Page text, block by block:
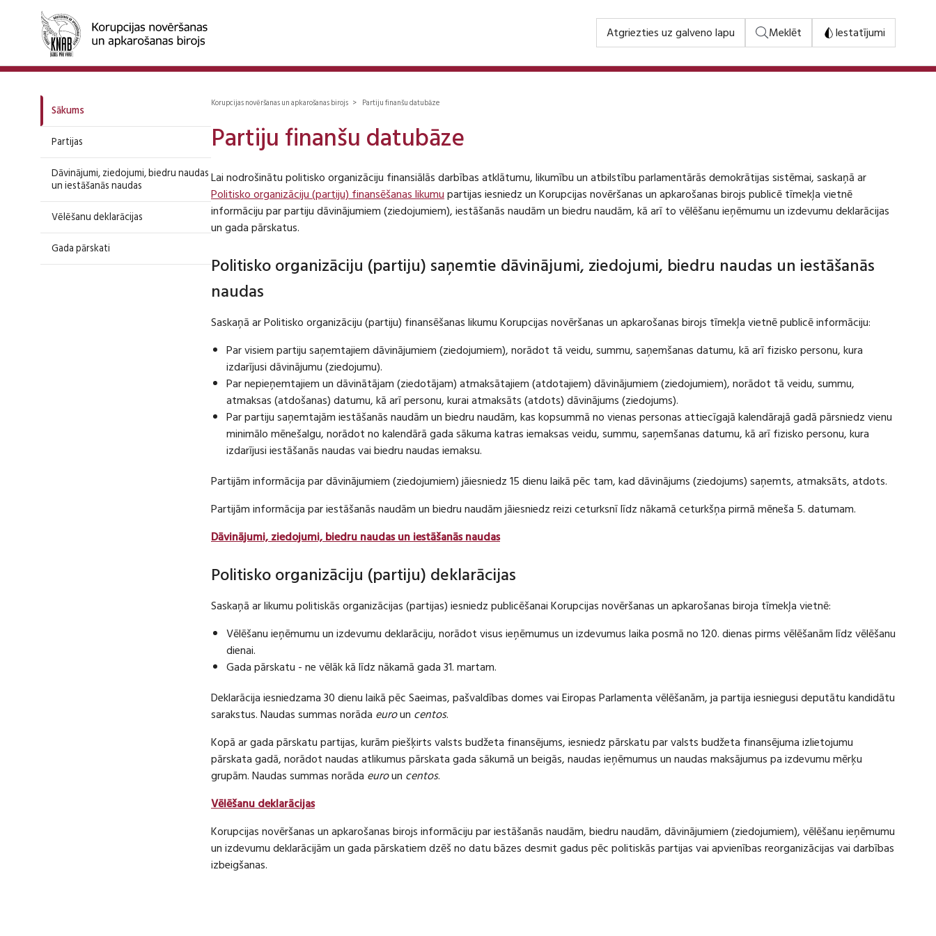
Atgriezties uz galveno lapu Meklēt Iestatījumi
Sākums
Partijas
Dāvinājumi, ziedojumi, biedru naudas
un iestāšanās naudas
Vēlēšanu deklarācijas
Gada pārskati
Korupcijas novēršanas un apkarošanas birojs > Partiju finanšu datubāze
Partiju finanšu datubāze
Lai nodrošinātu politisko organizāciju finansiālās darbības atklātumu, likumību un atbilstību parlamentārās demokrātijas sistēmai, saskaņā ar
Politisko organizāciju (partiju) finansēšanas likumupartijas iesniedz un Korupcijas novēršanas un apkarošanas birojs publicē tīmekļa vietnē
informāciju par partiju dāvinājumiem (ziedojumiem), iestāšanās naudām un biedru naudām, kā arī to vēlēšanu ieņēmumu un izdevumu deklarācijas
un gada pārskatus.
Politisko organizāciju (partiju) saņemtie dāvinājumi, ziedojumi, biedru naudas un iestāšanās
naudas
Saskaņā ar Politisko organizāciju (partiju) finansēšanas likumu Korupcijas novēršanas un apkarošanas birojs tīmekļa vietnē publicē informāciju:
Par visiem partiju saņemtajiem dāvinājumiem (ziedojumiem), norādot tā veidu, summu, saņemšanas datumu, kā arī fizisko personu, kura
izdarījusi dāvinājumu (ziedojumu).
Par nepieņemtajiem un dāvinātājam (ziedotājam) atmaksātajiem (atdotajiem) dāvinājumiem (ziedojumiem), norādot tā veidu, summu,
atmaksas (atdošanas) datumu, kā arī personu, kurai atmaksāts (atdots) dāvinājums (ziedojums).
Par partiju saņemtajām iestāšanās naudām un biedru naudām, kas kopsummā no vienas personas attiecīgajā kalendārajā gadā pārsniedz vienu
minimālo mēnešalgu, norādot no kalendārā gada sākuma katras iemaksas veidu, summu, saņemšanas datumu, kā arī fizisko personu, kura
izdarījusi iestāšanās naudas vai biedru naudas iemaksu.
Partijām informācija par dāvinājumiem (ziedojumiem) jāiesniedz 15 dienu laikā pēc tam, kad dāvinājums (ziedojums) saņemts, atmaksāts, atdots.
Partijām informācija par iestāšanās naudām un biedru naudām jāiesniedz reizi ceturksnī līdz nākamā ceturkšņa pirmā mēneša 5. datumam.
Dāvinājumi, ziedojumi, biedru naudas un iestāšanās naudas
Politisko organizāciju (partiju) deklarācijas
Saskaņā ar likumu politiskās organizācijas (partijas) iesniedz publicēšanai Korupcijas novēršanas un apkarošanas biroja tīmekļa vietnē:
Vēlēšanu ieņēmumu un izdevumu deklarāciju, norādot visus ieņēmumus un izdevumus laika posmā no 120. dienas pirms vēlēšanām līdz vēlēšanu
dienai.
Gada pārskatu - ne vēlāk kā līdz nākamā gada 31. martam.
Deklarācija iesniedzama 30 dienu laikā pēc Saeimas, pašvaldības domes vai Eiropas Parlamenta vēlēšanām, ja partija iesniegusi deputātu kandidātu
sarakstus. Naudas summas norāda euroun centos.
Kopā ar gada pārskatu partijas, kurām piešķirts valsts budžeta finansējums, iesniedz pārskatu par valsts budžeta finansējuma izlietojumu
pārskata gadā, norādot naudas atlikumus pārskata gada sākumā un beigās, naudas ieņēmumus un naudas maksājumus pa izdevumu mērķu
grupām. Naudas summas norāda euroun centos.
Vēlēšanu deklarācijas
Korupcijas novēršanas un apkarošanas birojs informāciju par iestāšanās naudām, biedru naudām, dāvinājumiem (ziedojumiem), vēlēšanu ieņēmumu
un izdevumu deklarācijām un gada pārskatiem dzēš no datu bāzes desmit gadus pēc politiskās partijas vai apvienības reorganizācijas vai darbības
izbeigšanas.